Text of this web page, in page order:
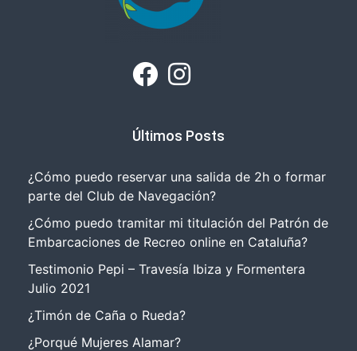
Últimos Posts
¿Cómo puedo reservar una salida de 2h o formar
parte del Club de Navegación?
¿Cómo puedo tramitar mi titulación del Patrón de
Embarcaciones de Recreo online en Cataluña?
Testimonio Pepi – Travesía Ibiza y Formentera
Julio 2021
¿Timón de Caña o Rueda?
¿Porqué Mujeres Alamar?